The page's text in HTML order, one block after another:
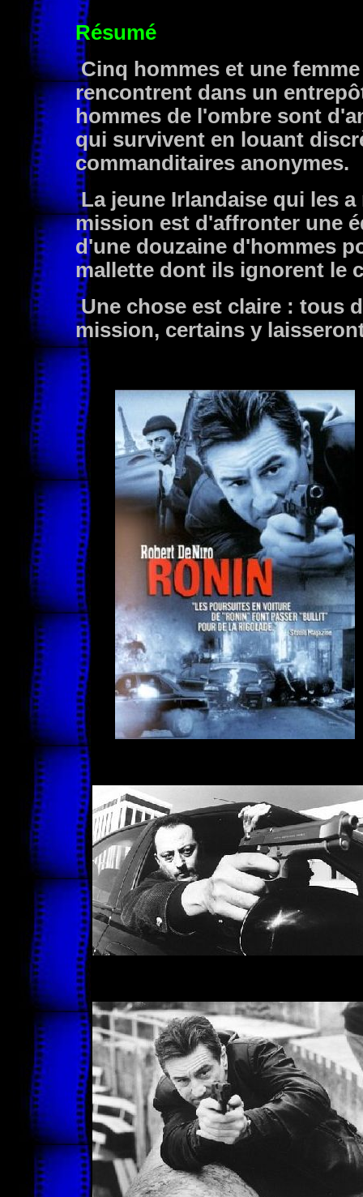
Résumé
Cinq hommes et une
rencontrent dans un
hommes de l'ombre sont
qui survivent en louant
commanditaires anonymes.
La jeune Irlandaise qui les
mission est d'affronter une
d'une douzaine d'hommes
mallette dont ils ignorent le
Une chose est claire : tous
mission, certains y